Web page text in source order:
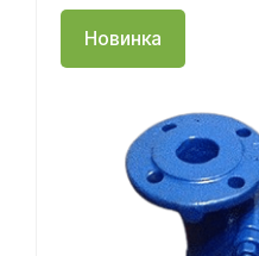
Новинка